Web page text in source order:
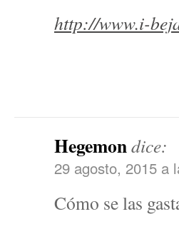
http://www.i-
Hegemondice:
29 agosto, 2015 a
Cómo se las